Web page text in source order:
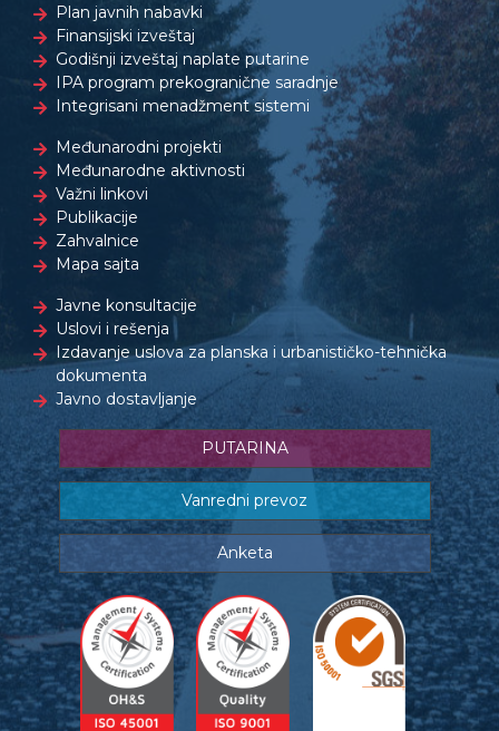
Plan javnih nabavki
Finansijski izveštaj
Godišnji izveštaj naplate putarine
IPA program prekogranične saradnje
Integrisani menadžment sistemi
Međunarodni projekti
Međunarodne aktivnosti
Važni linkovi
Publikacije
Zahvalnice
Mapa sajta
Javne konsultacije
Uslovi i rešenja
Izdavanje uslova za planska i urbanističko-tehnička
dokumenta
Javno dostavljanje
PUTARINA
Vanredni prevoz
Anketa